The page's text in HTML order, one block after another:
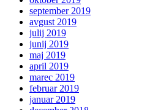
september 2019
avgust 2019
julij 2019
junij 2019
maj 2019
april 2019
marec 2019
februar 2019
januar 2019